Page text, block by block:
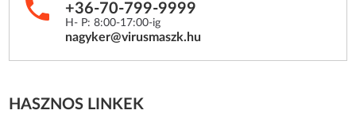
+36-70-799-9999
H- P: 8:00-17:00-ig
nagyker@virusmaszk.hu
HASZNOS LINKEK